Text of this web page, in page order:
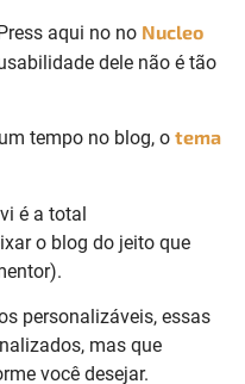
aqui no no Nucleo
dele não é tão
tempo no blog, o tema
é a total
o blog do jeito que
personalizáveis, essas
mas que
você desejar.